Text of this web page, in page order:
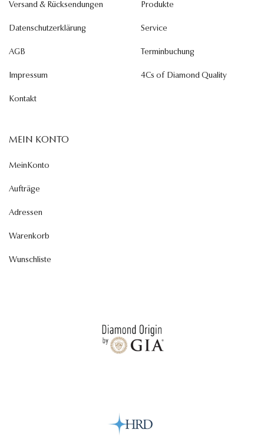
Versand & Rücksendungen
Datenschutzerklärung
AGB
Impressum
Kontakt
Produkte
Service
Terminbuchung
4Cs of Diamond Quality
MEIN KONTO
MeinKonto
Aufträge
Adressen
Warenkorb
Wunschliste